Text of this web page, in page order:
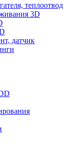
теплоотвод
3D
датчик